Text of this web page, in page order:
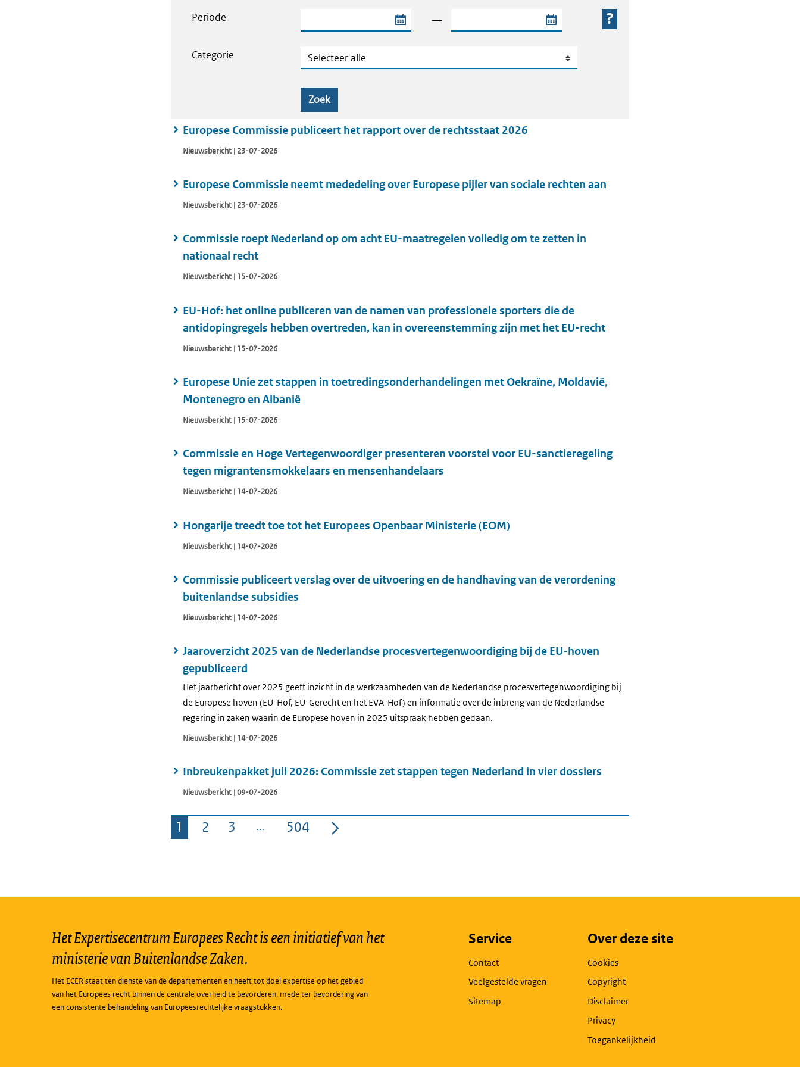
Periode Begindatum van de periode — Einddatum van de periode
Categorie Categorie
Zoek
Europese Commissie publiceert het rapport over de rechtsstaat 2026
Nieuwsbericht | 23-07-2026
Europese Commissie neemt mededeling over Europese pijler van sociale rechten aan
Nieuwsbericht | 23-07-2026
Commissie roept Nederland op om acht EU-maatregelen volledig om te zetten in
nationaal recht
Nieuwsbericht | 15-07-2026
EU-Hof: het online publiceren van de namen van professionele sporters die de
antidopingregels hebben overtreden, kan in overeenstemming zijn met het EU-recht
Nieuwsbericht | 15-07-2026
Europese Unie zet stappen in toetredingsonderhandelingen met Oekraïne, Moldavië,
Montenegro en Albanië
Nieuwsbericht | 15-07-2026
Commissie en Hoge Vertegenwoordiger presenteren voorstel voor EU-sanctieregeling
tegen migrantensmokkelaars en mensenhandelaars
Nieuwsbericht | 14-07-2026
Hongarije treedt toe tot het Europees Openbaar Ministerie (EOM)
Nieuwsbericht | 14-07-2026
Commissie publiceert verslag over de uitvoering en de handhaving van de verordening
buitenlandse subsidies
Nieuwsbericht | 14-07-2026
Jaaroverzicht 2025 van de Nederlandse procesvertegenwoordiging bij de EU-hoven
gepubliceerd
Het jaarbericht over 2025 geeft inzicht in de werkzaamheden van de Nederlandse procesvertegenwoordiging bij
de Europese hoven (EU-Hof, EU-Gerecht en het EVA-Hof) en informatie over de inbreng van de Nederlandse
regering in zaken waarin de Europese hoven in 2025 uitspraak hebben gedaan.
Nieuwsbericht | 14-07-2026
Inbreukenpakket juli 2026: Commissie zet stappen tegen Nederland in vier dossiers
Nieuwsbericht | 09-07-2026
Pagina
1 Pagina
2 Pagina
3 Pagina
504
Het Expertisecentrum Europees Recht is een initiatief van het
ministerie van Buitenlandse Zaken.
Het ECER staat ten dienste van de departementen en heeft tot doel expertise op het gebied
van het Europees recht binnen de centrale overheid te bevorderen, mede ter bevordering van
een consistente behandeling van Europeesrechtelijke vraagstukken.
Service
Contact
Veelgestelde vragen
Sitemap
Over deze site
Cookies
Copyright
Disclaimer
Privacy
Toegankelijkheid